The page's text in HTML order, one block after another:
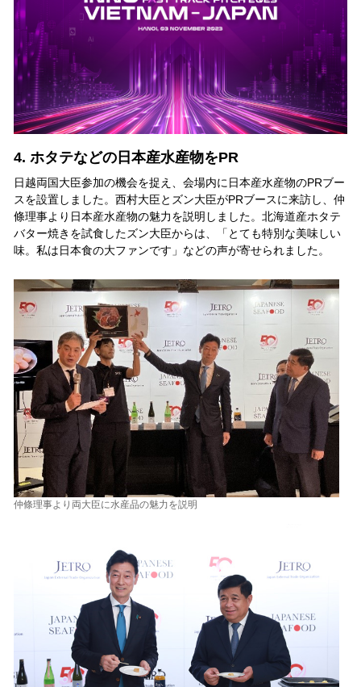
4. ホタテなどの日本産水産物をPR
日越両国大臣参加の機会を捉え、会場内に日本産水産物のPRブー
スを設置しました。西村大臣とズン大臣がPRブースに来訪し、仲
條理事より日本産水産物の魅力を説明しました。北海道産ホタテ
バター焼きを試食したズン大臣からは、「とても特別な美味しい
味。私は日本食の大ファンです」などの声が寄せられました。
仲條理事より両大臣に水産品の魅力を説明